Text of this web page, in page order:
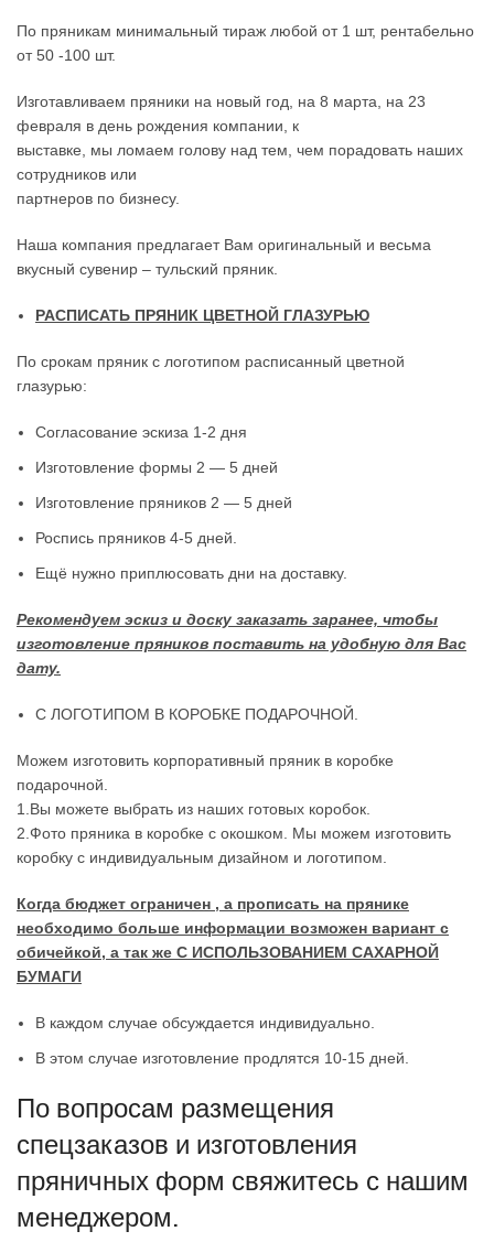
По пряникам минимальный тираж любой от 1 шт, рентабельно
от 50 -100 шт.
Изготавливаем пряники на новый год, на 8 марта, на 23
февраля в день рождения компании, к
выставке, мы ломаем голову над тем, чем порадовать наших
сотрудников или
партнеров по бизнесу.
Наша компания предлагает Вам оригинальный и весьма
вкусный сувенир – тульский пряник.
РАСПИСАТЬ ПРЯНИК ЦВЕТНОЙ ГЛАЗУРЬЮ
По срокам пряник с логотипом расписанный цветной
глазурью:
Согласование эскиза 1-2 дня
Изготовление формы 2 — 5 дней
Изготовление пряников 2 — 5 дней
Роспись пряников 4-5 дней.
Ещё нужно приплюсовать дни на доставку.
Рекомендуем эскиз и доску заказать заранее, чтобы
изготовление пряников поставить на удобную для Вас
дату.
С ЛОГОТИПОМ В КОРОБКЕ ПОДАРОЧНОЙ.
Можем изготовить корпоративный пряник в коробке
подарочной.
1.Вы можете выбрать из наших готовых коробок.
2.Фото пряника в коробке с окошком. Мы можем изготовить
коробку с индивидуальным дизайном и логотипом.
Когда бюджет ограничен , а прописать на прянике
необходимо больше информации возможен вариант с
обичейкой, а так же С ИСПОЛЬЗОВАНИЕМ САХАРНОЙ
БУМАГИ
В каждом случае обсуждается индивидуально.
В этом случае изготовление продлятся 10-15 дней.
По вопросам размещения
спецзаказов и изготовления
пряничных форм свяжитесь с нашим
менеджером.